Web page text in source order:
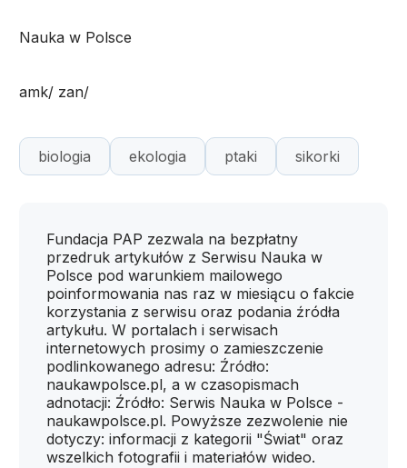
Nauka w Polsce
amk/ zan/
biologia ekologia ptaki sikorki
Fundacja PAP zezwala na bezpłatny
przedruk artykułów z Serwisu Nauka w
Polsce pod warunkiem mailowego
poinformowania nas raz w miesiącu o fakcie
korzystania z serwisu oraz podania źródła
artykułu. W portalach i serwisach
internetowych prosimy o zamieszczenie
podlinkowanego adresu: Źródło:
naukawpolsce.pl, a w czasopismach
adnotacji: Źródło: Serwis Nauka w Polsce -
naukawpolsce.pl. Powyższe zezwolenie nie
dotyczy: informacji z kategorii "Świat" oraz
wszelkich fotografii i materiałów wideo.